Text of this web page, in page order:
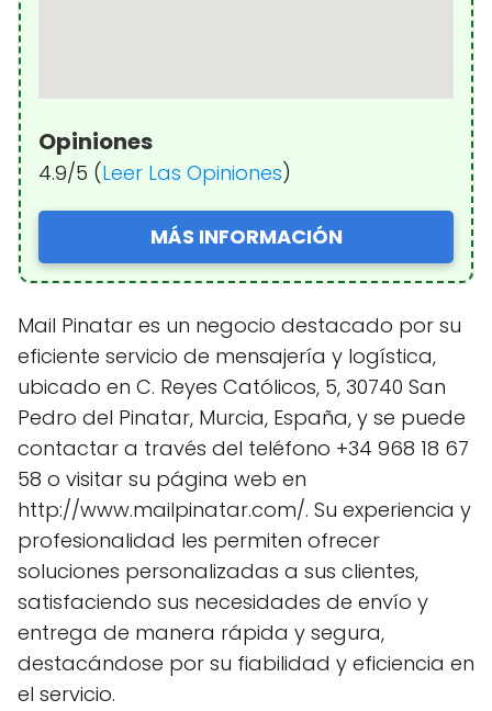
Opiniones
4.9/5 (Leer Las Opiniones)
MÁS INFORMACIÓN
Mail Pinatar es un negocio destacado por su
eficiente servicio de mensajería y logística,
ubicado en C. Reyes Católicos, 5, 30740 San
Pedro del Pinatar, Murcia, España, y se puede
contactar a través del teléfono +34 968 18 67
58 o visitar su página web en
http://www.mailpinatar.com/. Su experiencia y
profesionalidad les permiten ofrecer
soluciones personalizadas a sus clientes,
satisfaciendo sus necesidades de envío y
entrega de manera rápida y segura,
destacándose por su fiabilidad y eficiencia en
el servicio.